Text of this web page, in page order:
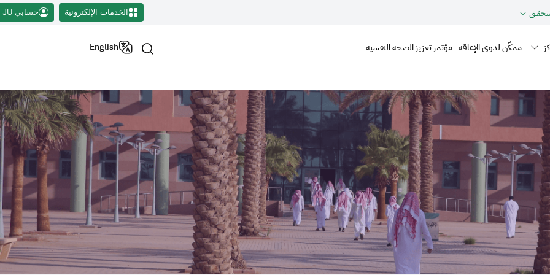
الخدمات الإلكترونية حسابي JU
ممكّن لذوي الإعاقة مؤتمر تعزيز الصحة النفسية English